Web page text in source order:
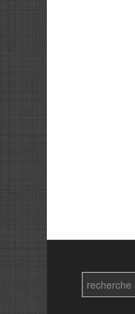
Search
for: